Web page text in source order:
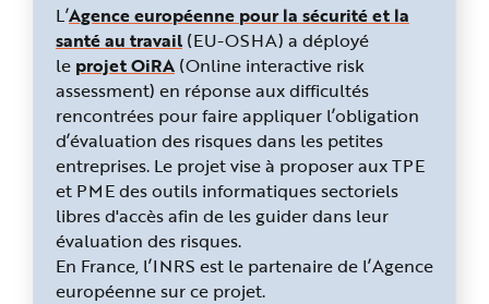
L’Agence européenne pour la sécurité et la
santé au travail (EU-OSHA) a déployé
le projet OiRA (Online interactive risk
assessment) en réponse aux difficultés
rencontrées pour faire appliquer l’obligation
d’évaluation des risques dans les petites
entreprises. Le projet vise à proposer aux TPE
et PME des outils informatiques sectoriels
libres d'accès afin de les guider dans leur
évaluation des risques.
En France, l’INRS est le partenaire de l’Agence
européenne sur ce projet.